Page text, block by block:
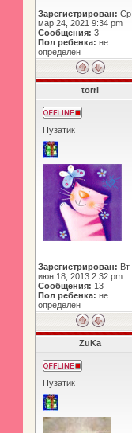
Зарегистрирован: Ср
мар 24, 2021 9:34 pm
Сообщения: 3
Пол ребенка: не
определен
torri
Пузатик
Зарегистрирован: Вт
июн 18, 2013 2:32 pm
Сообщения: 13
Пол ребенка: не
определен
ZuKa
Пузатик